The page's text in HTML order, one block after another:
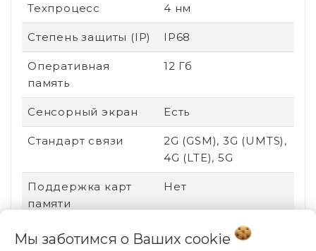
Техпроцесс 4 нм
Степень защиты (IP) IP68
Оперативная
память
12 Гб
Сенсорный экран Есть
Стандарт связи
2G (GSM), 3G (UMTS),
4G (LTE), 5G
Поддержка карт
памяти
Нет
Соотношение
Мы заботимся о Ваших cookie